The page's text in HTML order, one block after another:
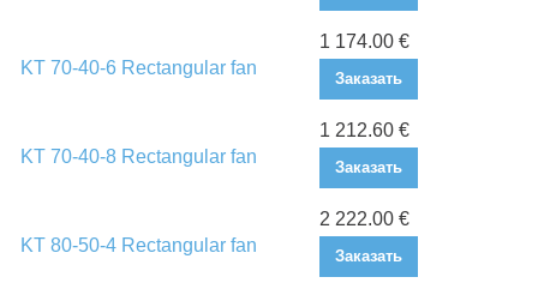
KT 70-40-6 Rectangular fan
1 174.00 €
Заказать
KT 70-40-8 Rectangular fan
1 212.60 €
Заказать
KT 80-50-4 Rectangular fan
2 222.00 €
Заказать